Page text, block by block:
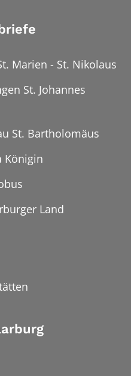
Marien - St. Nikolaus
St. Johannes
St. Bartholomäus
Königin
Land